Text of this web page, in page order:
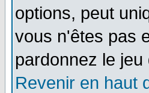
options, peut
vous n'êtes pas
pardonnez le jeu
Revenir en haut